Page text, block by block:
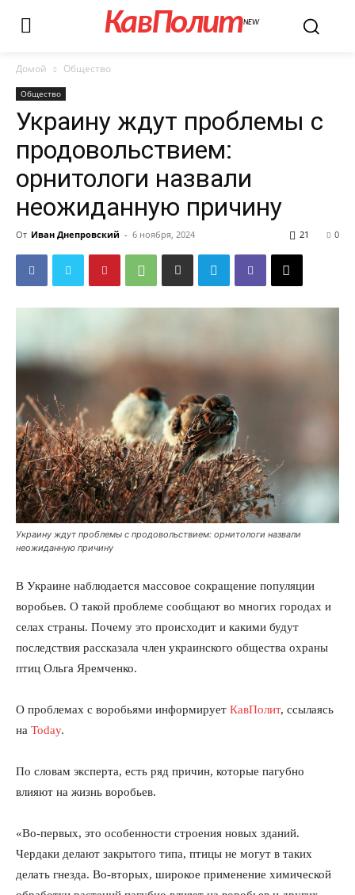
КавПолитNEW
Домой Общество
Общество
Украину ждут проблемы с
продовольствием:
орнитологи назвали
неожиданную причину
От Иван Днепровский - 6 ноября, 2024 0
21
Украину ждут проблемы с продовольствием: орнитологи назвали
неожиданную причину
В Украине наблюдается массовое сокращение популяции
воробьев. О такой проблеме сообщают во многих городах и
селах страны. Почему это происходит и какими будут
последствия рассказала член украинского общества охраны
птиц Ольга Яремченко.
О проблемах с воробьями информирует КавПолит, ссылаясь
на Today.
По словам эксперта, есть ряд причин, которые пагубно
влияют на жизнь воробьев.
«Во-первых, это особенности строения новых зданий.
Чердаки делают закрытого типа, птицы не могут в таких
делать гнезда. Во-вторых, широкое применение химической